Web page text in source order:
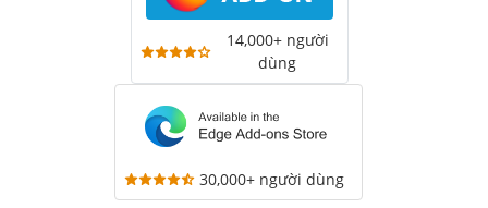
14,000+ người
dùng
30,000+ người dùng